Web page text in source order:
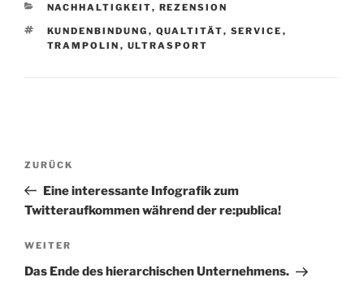
KATEGORIEN
NACHHALTIGKEIT, REZENSION
SCHLAGWÖRTER
KUNDENBINDUNG , QUALTITÄT, SERVICE ,
TRAMPOLIN , ULTRASPORT
Beitragsnavigation
Vorheriger
Beitrag
ZURÜCK
Eine interessante Infografik zum
Twitteraufkommen während der re:publica!
Nächster
Beitrag
WEITER
Das Ende des hierarchischen Unternehmens.